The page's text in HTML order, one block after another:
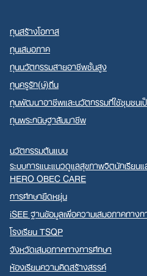
ทุนสร้างโอกาส
ทุนเสมอภาค
ทุนนวัตกรรมสายอาชีพชั้นสูง
ทุนครูรัก(ษ์)ถิ่น
ทุนพัฒนาอาชีพและนวัตกรรมที่ใช้ชุมชนเ
ทุนพระกนิษฐาสัมมาชีพ
นวัตกรรมต้นแบบ
ระบบการแนะแนวดูแลสุขภาพจิตนักเรียน
HERO OBEC CARE
การศึกษายืดหยุ่น
iSEE ฐานข้อมูลเพื่อความเสมอภาคทาง
โรงเรียน TSQP
จังหวัดเสมอภาคทางการศึกษา
ห้องเรียนความคิดสร้างสรรค์